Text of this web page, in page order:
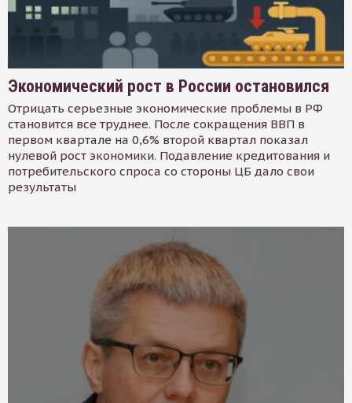
Экономический рост в России остановился
Отрицать серьезные экономические проблемы в РФ
становится все труднее. После сокращения ВВП в
первом квартале на 0,6% второй квартал показал
нулевой рост экономики. Подавление кредитования и
потребительского спроса со стороны ЦБ дало свои
результаты